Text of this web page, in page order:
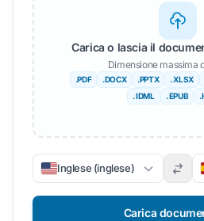
Carica o lascia il
Dimensione massima
.PDF .DOCX .PPTX . XLSX
. IDML
. EPUB
Inglese (inglese)
Carica